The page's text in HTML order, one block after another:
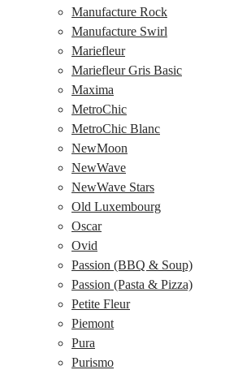
Manufacture Rock
Manufacture Swirl
Mariefleur
Mariefleur Gris Basic
Maxima
MetroChic
MetroChic Blanc
NewMoon
NewWave
NewWave Stars
Old Luxembourg
Oscar
Ovid
Passion (BBQ & Soup)
Passion (Pasta & Pizza)
Petite Fleur
Piemont
Pura
Purismo